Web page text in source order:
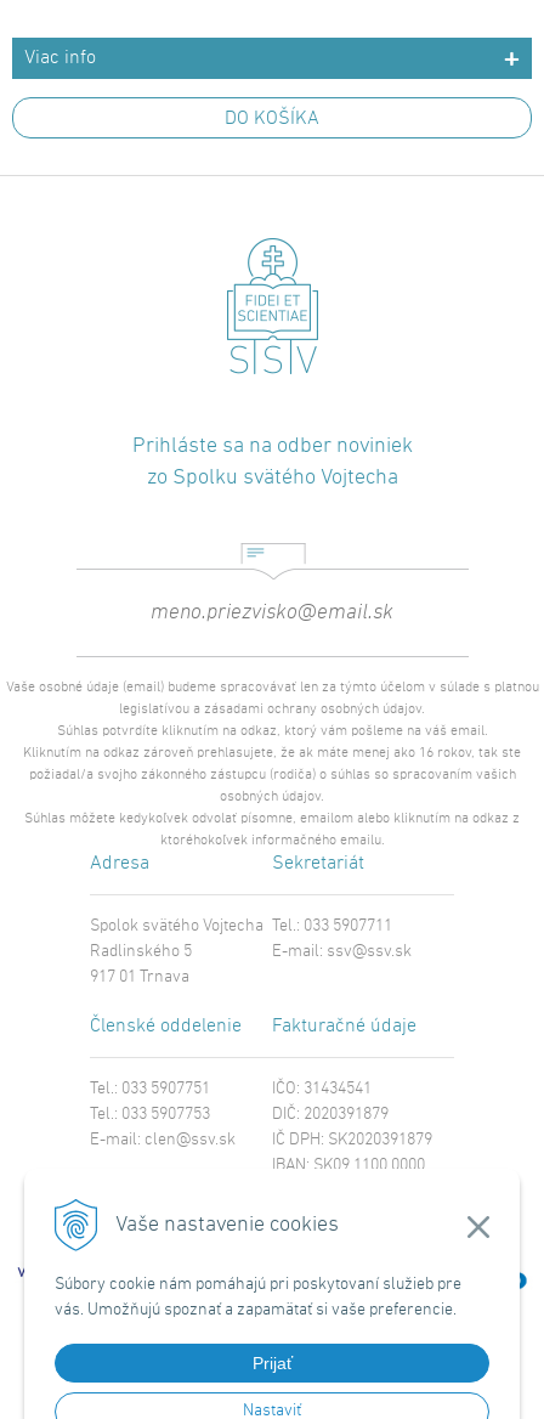
Vaše nastavenie cookies
Súbory cookie nám pomáhajú pri poskytovaní služieb pre
vás. Umožňujú spoznať a zapamätať si vaše preferencie.
Prijať
Nastaviť
Viac info
DO KOŠÍKA
Prihláste sa na odber noviniek
zo Spolku svätého Vojtecha
Vaše osobné údaje (email) budeme spracovávať len za týmto účelom v súlade s platnou
legislatívou a zásadami ochrany osobných údajov.
Súhlas potvrdíte kliknutím na odkaz, ktorý vám pošleme na váš email.
Kliknutím na odkaz zároveň prehlasujete, že ak máte menej ako 16 rokov, tak ste
požiadal/a svojho zákonného zástupcu (rodiča) o súhlas so spracovaním vašich
osobných údajov.
Súhlas môžete kedykoľvek odvolať písomne, emailom alebo kliknutím na odkaz z
ktoréhokoľvek informačného emailu.
Adresa
Spolok svätého Vojtecha
Radlinského 5
917 01 Trnava
Sekretariát
Tel.: 033 5907711
E-mail: ssv@ssv.sk
Členské oddelenie
Tel.: 033 5907751
Tel.: 033 5907753
E-mail: clen@ssv.sk
Fakturačné údaje
IČO: 31434541
DIČ: 2020391879
IČ DPH: SK2020391879
IBAN: SK09 1100 0000
SWIFT: TATRSKBX